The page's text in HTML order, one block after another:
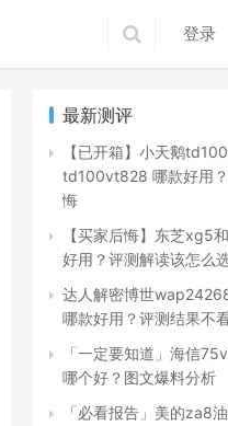
登录
最新测评
【已开箱】小天鹅
td100vt828 哪款好用
悔
【买家后悔】东芝xg5
好用？评测解读该怎么
达人解密博世
哪款好用？评测结果不
「一定要知道」海信
哪个好？图文爆料分析
「必看报告」美的za8